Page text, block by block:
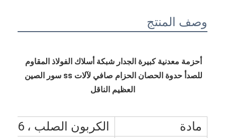
وصف المنتج
العظيم الناقل
مادة
الكربون الصلب ، SUS 201 ، 304 ، 316